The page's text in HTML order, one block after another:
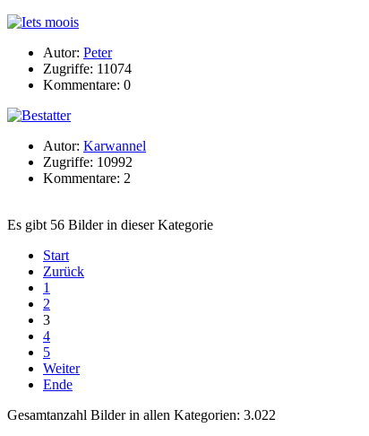
Autor: Peter
Zugriffe: 11074
Kommentare: 0
Autor: Karwannel
Zugriffe: 10992
Kommentare: 2
Es gibt 56 Bilder in dieser Kategorie
Start
Zurück
1
2
3
4
5
Weiter
Ende
Gesamtanzahl Bilder in allen Kategorien: 3.022